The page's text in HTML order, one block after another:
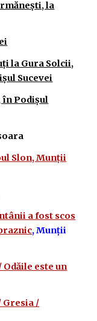
la
la Gura Solcii,
Sucevei
în Podișul
Slon, Munții
a fost scos
, Munții
este un
Gresia /